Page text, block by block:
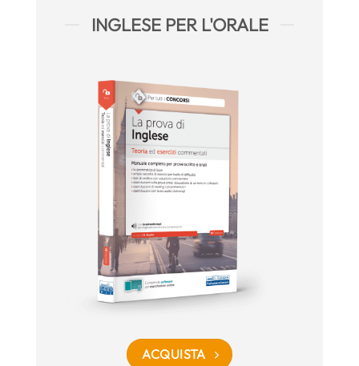
INGLESE PER L'ORALE
ACQUISTA